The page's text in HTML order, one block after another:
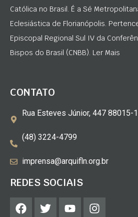
Católica no Brasil. É a Sé
Eclesiástica de Florianópolis.
Episcopal Regional Sul IV da
Bispos do Brasil (CNBB). Ler Mais
CONTATO
Rua Esteves Júnior, 447 88015-
(48) 3224-4799
imprensa@arquifln.org.br
REDES SOCIAIS